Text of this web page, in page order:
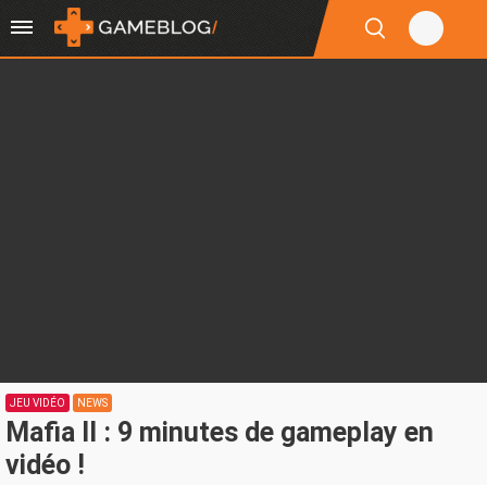
JEU VIDÉO NEWS
Mafia II : 9 minutes de gameplay en
vidéo !